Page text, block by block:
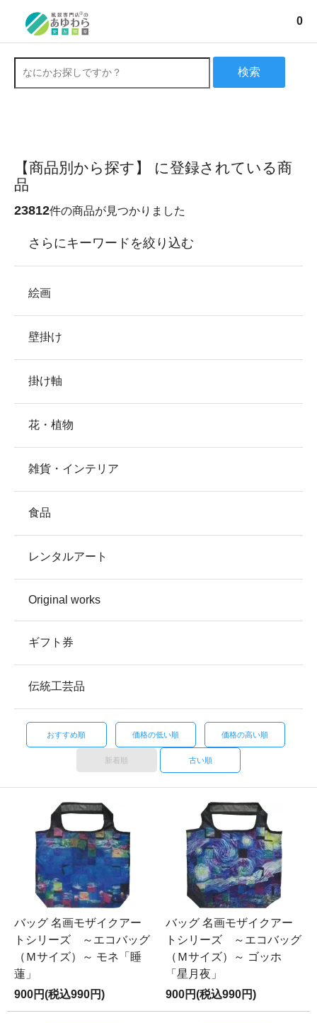
0
検索
【商品別から探す】 に登録されている商
品
23812件の商品が見つかりました
さらにキーワードを絞り込む
絵画
壁掛け
掛け軸
花・植物
雑貨・インテリア
食品
レンタルアート
Original works
ギフト券
伝統工芸品
おすすめ順 価格の低い順 価格の高い順
新着順 古い順
バッグ 名画モザイクアー
トシリーズ ～エコバッグ
（Ｍサイズ）～ モネ「睡
蓮」
900円(税込990円)
バッグ 名画モザイクアー
トシリーズ ～エコバッグ
（Ｍサイズ）～ ゴッホ
「星月夜」
900円(税込990円)